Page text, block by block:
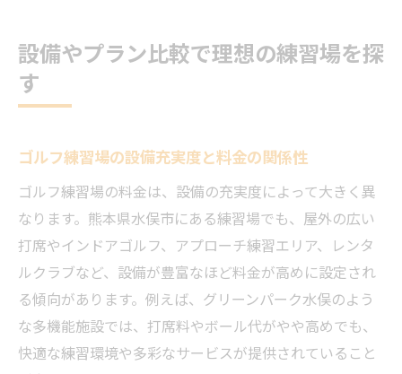
設備やプラン比較で理想の練習場を探
す
ゴルフ練習場の設備充実度と料金の関係性
ゴルフ練習場の料金は、設備の充実度によって大きく異
なります。熊本県水俣市にある練習場でも、屋外の広い
打席やインドアゴルフ、アプローチ練習エリア、レンタ
ルクラブなど、設備が豊富なほど料金が高めに設定され
る傾向があります。例えば、グリーンパーク水俣のよう
な多機能施設では、打席料やボール代がやや高めでも、
快適な練習環境や多彩なサービスが提供されていること